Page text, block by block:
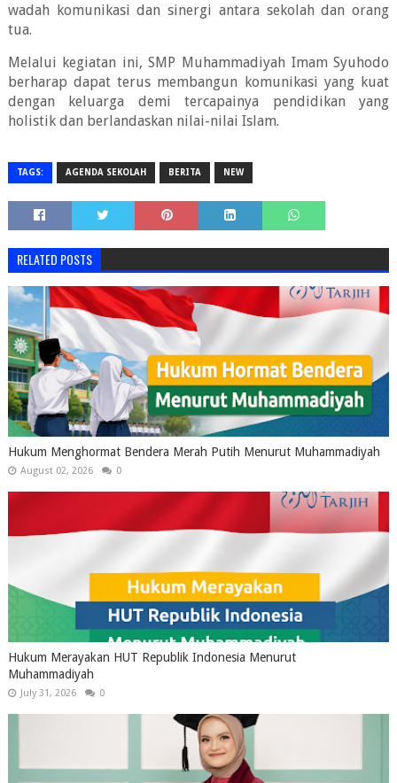
wadah komunikasi dan sinergi antara sekolah dan orang
tua.
Melalui kegiatan ini, SMP Muhammadiyah Imam Syuhodo
berharap dapat terus membangun komunikasi yang kuat
dengan keluarga demi tercapainya pendidikan yang
holistik dan berlandaskan nilai-nilai Islam.
TAGS: AGENDA SEKOLAH BERITA NEW
RELATED POSTS
Hukum Menghormat Bendera Merah Putih Menurut Muhammadiyah
August 02, 2026 0
Hukum Merayakan HUT Republik Indonesia Menurut
Muhammadiyah
July 31, 2026 0